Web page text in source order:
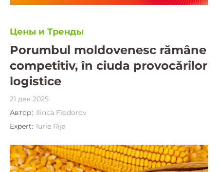
Цены и Тренды
Porumbul moldovenesc rămâne
competitiv, în ciuda provocărilor
logistice
21 дек 2025
Автор: Ilinca Fiodorov
Expert: Iurie Rija